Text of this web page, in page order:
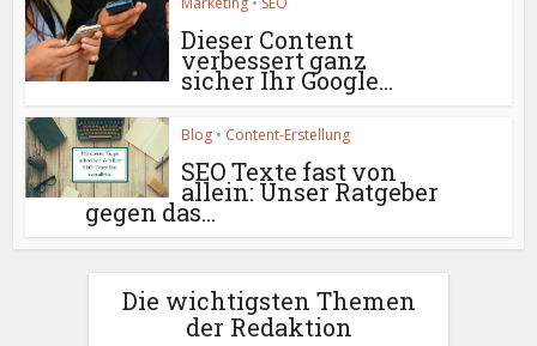
Dieser Content
verbessert ganz
sicher Ihr Google...
Blog • Content-Erstellung
SEO Texte fast von
allein: Unser Ratgeber
gegen das...
Die wichtigsten Themen
der Redaktion